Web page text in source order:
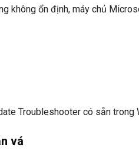
không ổn định, máy chủ
Troubleshooter có sẵn trong
vá